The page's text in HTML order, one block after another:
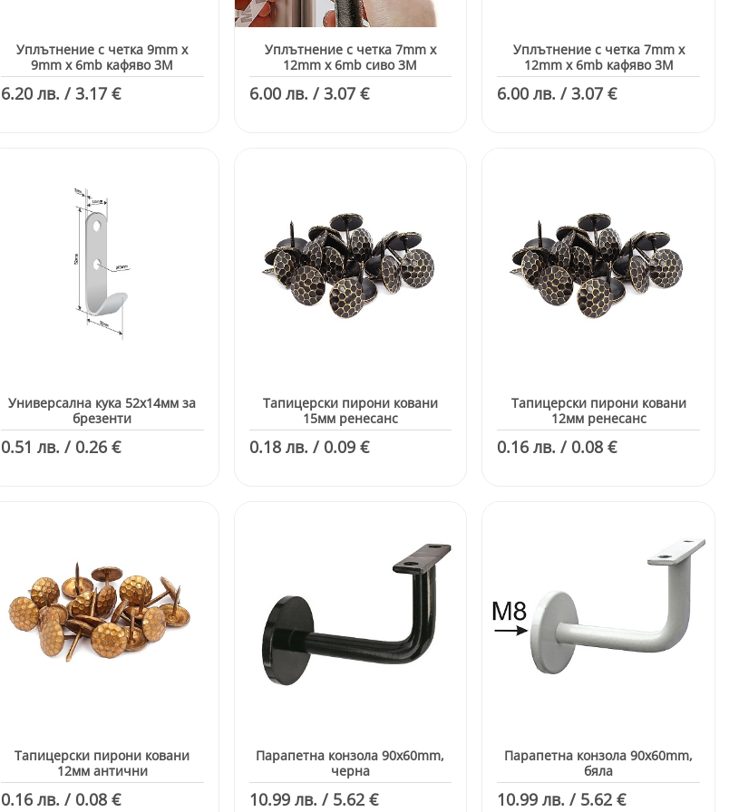
Уплътнение с четка 9mm x
9mm x 6mb кафяво 3M
6.20 лв. / 3.17 €
Уплътнение с четка 7mm x
12mm x 6mb сиво 3M
6.00 лв. / 3.07 €
Уплътнение с четка 7mm x
12mm x 6mb кафяво 3M
6.00 лв. / 3.07 €
Универсална кука 52х14мм за
брезенти
0.51 лв. / 0.26 €
Тапицерски пирони ковани
15мм ренесанс
0.18 лв. / 0.09 €
Тапицерски пирони ковани
12мм ренесанс
0.16 лв. / 0.08 €
Тапицерски пирони ковани
12мм антични
0.16 лв. / 0.08 €
Парапетна конзола 90x60mm,
черна
10.99 лв. / 5.62 €
Парапетна конзола 90x60mm,
бяла
10.99 лв. / 5.62 €